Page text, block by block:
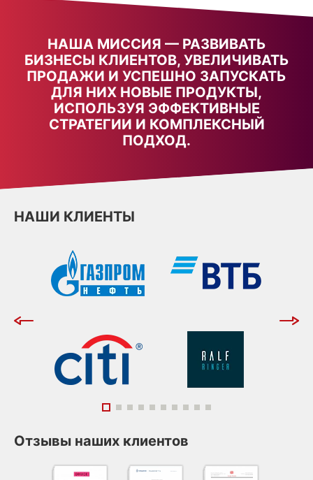
НАША МИССИЯ — РАЗВИВАТЬ
БИЗНЕСЫ КЛИЕНТОВ, УВЕЛИЧИВАТЬ
ПРОДАЖИ И УСПЕШНО ЗАПУСКАТЬ
ДЛЯ НИХ НОВЫЕ ПРОДУКТЫ,
ИСПОЛЬЗУЯ ЭФФЕКТИВНЫЕ
СТРАТЕГИИ И КОМПЛЕКСНЫЙ
ПОДХОД.
НАШИ КЛИЕНТЫ
Отзывы наших клиентов